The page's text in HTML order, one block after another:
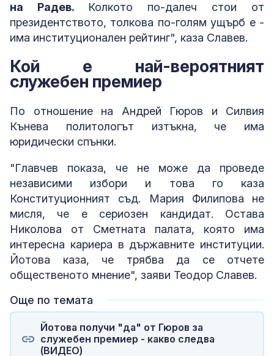
на Радев. Колкото по-далеч стои от
президентството, толкова по-голям ущърб е -
има институционален рейтинг", каза Славев.
Кой е най-вероятният
служебен премиер
По отношение на Андрей Гюров и Силвия
Кънева политологът изтъкна, че има
юридически спънки.
"Главчев показа, че не може да проведе
независими избори и това го каза
Конституционният съд. Мария Филипова не
мисля, че е сериозен кандидат. Остава
Николова от Сметната палата, която има
интересна кариера в държавните институции.
Йотова каза, че трябва да се отчете
общественото мнение", заяви Теодор Славев.
Още по темата
Йотова получи "да" от Гюров за
служебен премиер - какво следва
(ВИДЕО)